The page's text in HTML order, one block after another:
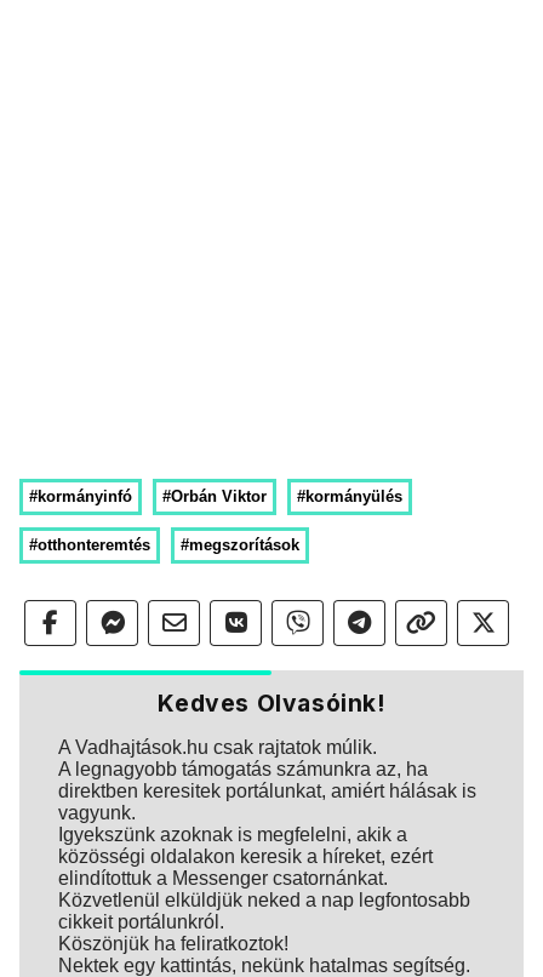
#kormányinfó #Orbán Viktor #kormányülés
#otthonteremtés #megszorítások
Kedves Olvasóink!
A Vadhajtások.hu csak rajtatok múlik.
A legnagyobb támogatás számunkra az, ha
direktben keresitek portálunkat, amiért hálásak is
vagyunk.
Igyekszünk azoknak is megfelelni, akik a
közösségi oldalakon keresik a híreket, ezért
elindítottuk a Messenger csatornánkat.
Közvetlenül elküldjük neked a nap legfontosabb
cikkeit portálunkról.
Köszönjük ha feliratkoztok!
Nektek egy kattintás, nekünk hatalmas segítség.